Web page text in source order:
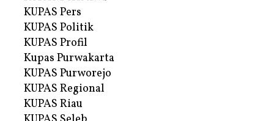
KUPAS Pers
KUPAS Politik
KUPAS Profil
Kupas Purwakarta
KUPAS Purworejo
KUPAS Regional
KUPAS Riau